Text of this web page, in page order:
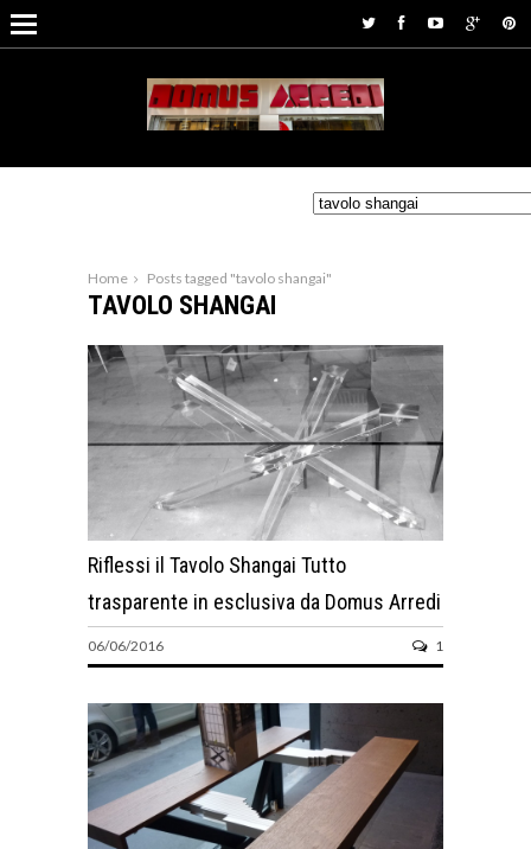
Home Posts tagged "tavolo shangai"
TAVOLO SHANGAI
Riflessi il Tavolo Shangai Tutto
trasparente in esclusiva da Domus Arredi
06/06/2016 1